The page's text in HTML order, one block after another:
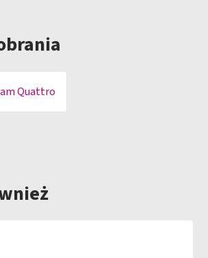
Quattro